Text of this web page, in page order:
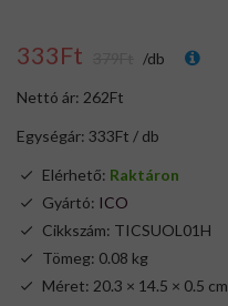
333Ft /db
Nettó ár: 262Ft
Egységár: 333Ft / db
Elérhető: Raktáron
Gyártó: ICO
Cikkszám: TICSUOL01H
Tömeg: 0.08 kg
Méret: 20.3 × 14.5 × 0.5 cm